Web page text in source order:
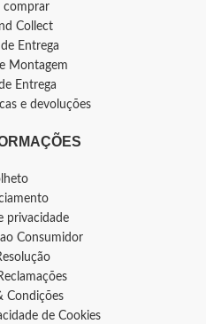
comprar
Collect
Entrega
Montagem
Entrega
e devoluções
privacidade
Consumidor
Condições
de Cookies